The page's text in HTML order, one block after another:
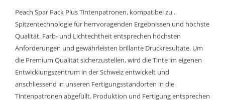
Peach Spar Pack Plus Tintenpatronen, kompatibel zu .
Spitzentechnologie für herrvoragenden Ergebnissen und höchste
Qualität. Farb- und Lichtechtheit entsprechen höchsten
Anforderungen und gewährleisten brillante Druckresultate. Um
die Premium Qualität sicherzustellen, wird die Tinte im eigenen
Entwicklungszentrum in der Schweiz entwickelt und
anschliessend in unseren Fertigungsstandorten in die
Tintenpatronen abgefüllt. Produktion und Fertigung entsprechen